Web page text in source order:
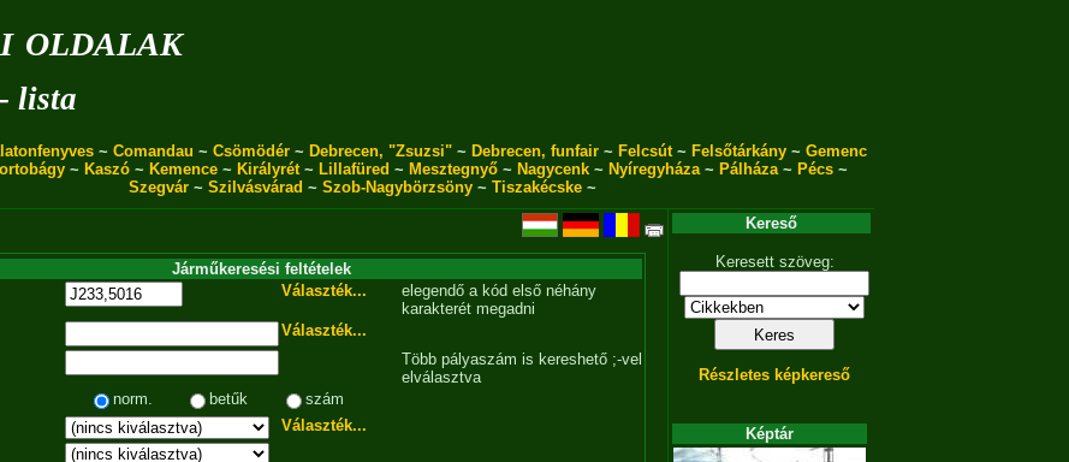
oldalak
lista
~ Comandau ~ Csömödér~ Debrecen, "Zsuzsi"~ Debrecen, funfair~ Felcsút~ Felsőtárkány~ Gemenc
~ Kaszó~ Kemence~ Királyrét~ Lillafüred ~ Mesztegnyő~ Nagycenk~ Nyíregyháza~ Pálháza~ Pécs~
Szegvár ~ Szilvásvárad ~ Szob-Nagybörzsöny ~ Tiszakécske ~
Járműkeresési feltételek
Választék...
elegendő a kód első néhány
karakterét megadni
Választék...
Több pályaszám is kereshető ;-vel
elválasztva
norm.
betűk
szám
Választék...
Kereső
Keresett szöveg:
Részletes képkereső
Képtár